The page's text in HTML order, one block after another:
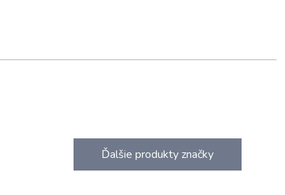
Ďalšie produkty značky